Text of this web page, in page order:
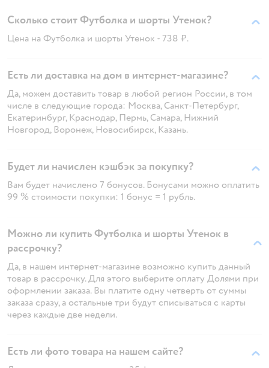
Сколько стоит Футболка и шорты Утенок?
Цена на Футболка и шорты Утенок - 738 ₽.
Есть ли доставка на дом в интернет-магазине?
Да, можем доставить товар в любой регион России, в том
числе в следующие города: Москва, Санкт-Петербург,
Екатеринбург, Краснодар, Пермь, Самара, Нижний
Новгород, Воронеж, Новосибирск, Казань.
Будет ли начислен кэшбэк за покупку?
Вам будет начислено 7 бонусов. Бонусами можно оплатить
99 % стоимости покупки: 1 бонус = 1 рубль.
Можно ли купить Футболка и шорты Утенок в
рассрочку?
Да, в нашем интернет-магазине возможно купить данный
товар в рассрочку. Для этого выберите оплату Долями при
оформлении заказа. Вы платите одну четверть от суммы
заказа сразу, а остальные три будут списываться с карты
через каждые две недели.
Есть ли фото товара на нашем сайте?